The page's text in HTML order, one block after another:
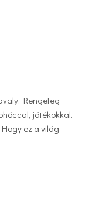
Rengeteg
játékokkal.
ez a világ